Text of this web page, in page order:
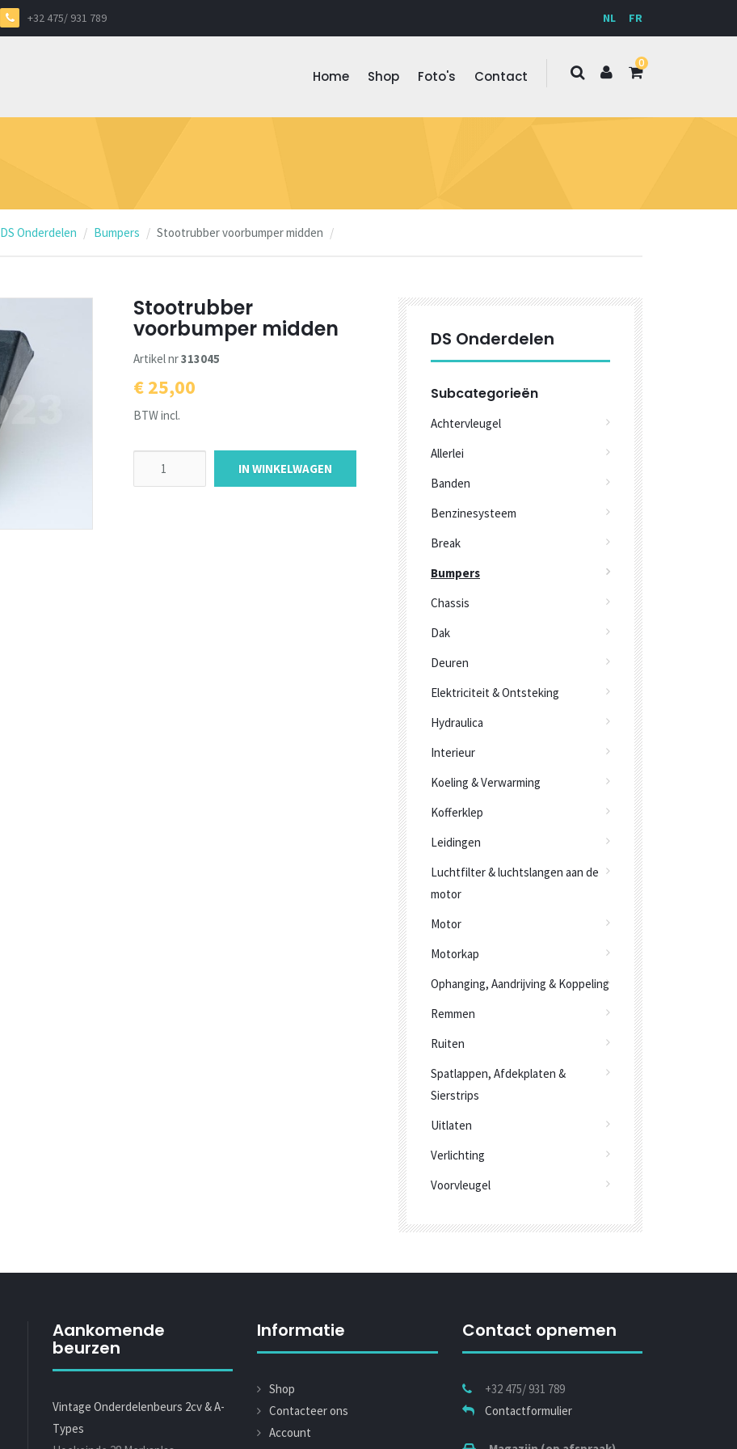
+32 475/ 931 789 NL FR
0
Home Shop Foto's Contact
DS Onderdelen Bumpers Stootrubber voorbumper midden
Stootrubber
voorbumper midden
Artikel nr313045
€ 25,00
BTW incl.
IN WINKELWAGEN
DS Onderdelen
Subcategorieën
Achtervleugel
Allerlei
Banden
Benzinesysteem
Break
Bumpers
Chassis
Dak
Deuren
Elektriciteit & Ontsteking
Hydraulica
Interieur
Koeling & Verwarming
Kofferklep
Leidingen
Luchtfilter & luchtslangen aan de
motor
Motor
Motorkap
Ophanging, Aandrijving & Koppeling
Remmen
Ruiten
Spatlappen, Afdekplaten &
Sierstrips
Uitlaten
Verlichting
Voorvleugel
Aankomende
beurzen
Vintage Onderdelenbeurs 2cv & A-
Types
Informatie
Shop
Contacteer ons
Account
Contact opnemen
+32 475/ 931 789
Contactformulier